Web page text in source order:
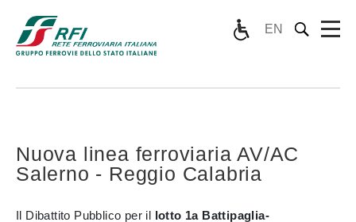
EN
Nuova linea ferroviaria AV/AC
Salerno - Reggio Calabria
Il Dibattito Pubblico per il lotto 1a Battipaglia-